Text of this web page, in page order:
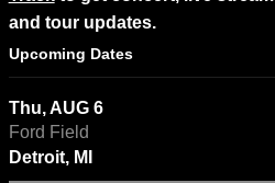
and tour updates.
Upcoming Dates
Thu, AUG 6
Ford Field
Detroit, MI